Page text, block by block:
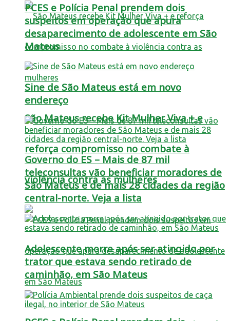
São Mateus recebe Kit Mulher Viva + e
reforça compromisso no combate à
violência contra as mulheres
PCES e Polícia Penal prendem dois
suspeitos em operação que apura
desaparecimento de adolescente em São
Mateus
Sine de São Mateus está em novo
endereço
Governo do ES – Mais de 87 mil
teleconsultas vão beneficiar moradores de
São Mateus e de mais 28 cidades da região
central-norte. Veja a lista
Adolescente morre após ser atingido por
trator que estava sendo retirado de
caminhão, em São Mateus